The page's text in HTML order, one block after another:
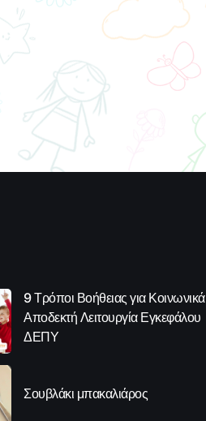
9 Τρόποι Βοήθειας για Κοινωνικά
Αποδεκτή Λειτουργία Εγκεφάλου
ΔΕΠΥ
Σουβλάκι μπακαλιάρος